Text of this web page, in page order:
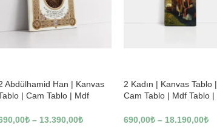
Abdülhamid Han | Kanvas
| Cam Tablo | Mdf
₺ – 13.390,00₺
2 Kadın | Kanvas Tablo |
Cam Tablo | Mdf Tablo |
690,00₺ – 18.190,00₺